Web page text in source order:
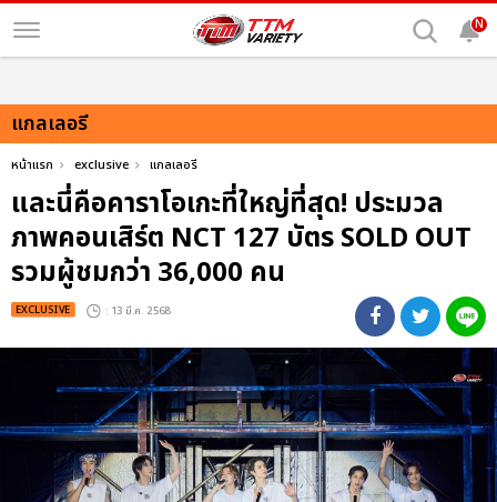
N
แกลเลอรี
หน้าแรก exclusive แกลเลอรี
และนี่คือคาราโอเกะที่ใหญ่ที่สุด! ประมวล
ภาพคอนเสิร์ต NCT 127 บัตร SOLD OUT
รวมผู้ชมกว่า 36,000 คน
EXCLUSIVE : 13 มี.ค. 2568